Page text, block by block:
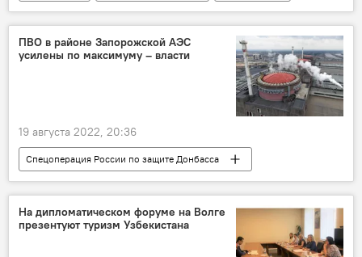
газ
ПВО в районе Запорожской АЭС
усилены по максимуму – власти
19 августа 2022, 20:36
Спецоперация России по защите Донбасса
АЭС
ПВО
На дипломатическом форуме на Волге
презентуют туризм Узбекистана